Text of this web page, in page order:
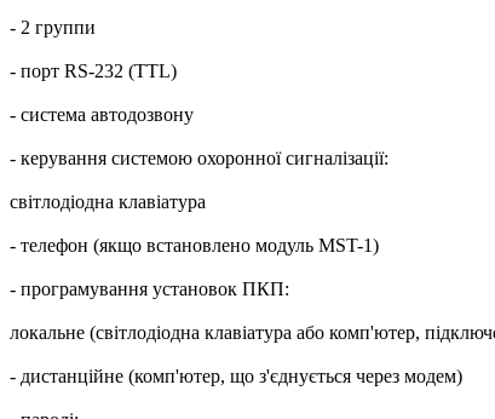
- 2 группи
- порт RS-232 (TTL)
- система автодозвону
- керування системою охоронної сигналізації:
світлодіодна клавіатура
- телефон (якщо встановлено модуль MST-1)
- програмування установок ПКП:
локальне (світлодіодна клавіатура або комп'ютер,
- дистанційне (комп'ютер, що з'єднується через модем)